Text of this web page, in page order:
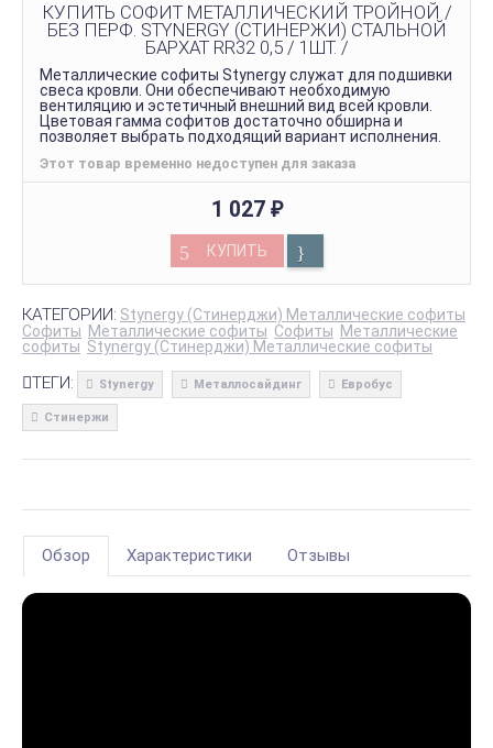
КУПИТЬ СОФИТ МЕТАЛЛИЧЕСКИЙ ТРОЙНОЙ /
БЕЗ ПЕРФ. STYNERGY (СТИНЕРЖИ) СТАЛЬНОЙ
БАРХАТ RR32 0,5 / 1ШТ. /
Металлические софиты Stynergy служат для подшивки
свеса кровли. Они обеспечивают необходимую
вентиляцию и эстетичный внешний вид всей кровли.
Цветовая гамма софитов достаточно обширна и
позволяет выбрать подходящий вариант исполнения.
Этот товар временно недоступен для заказа
1 027 ₽
КУПИТЬ
КАТЕГОРИИ: Stynergy (Стинерджи) Металлические софиты
Софиты Металлические софиты Софиты Металлические
софиты Stynergy (Стинерджи) Металлические софиты
ТЕГИ: Stynergy Металлосайдинг Евробус
Стинержи
Обзор Характеристики Отзывы